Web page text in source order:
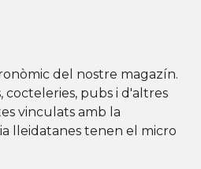
del nostre magazín.
cocteleries, pubs i d'altres
vinculats amb la
lleidatanes tenen el micro